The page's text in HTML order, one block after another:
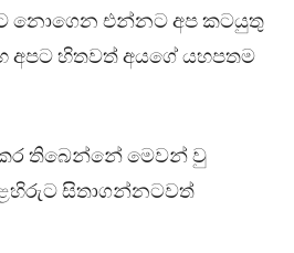
නොගෙන එන්නට අප කටයුතු
අපට හිතවත් අයගේ යහපතම
කර තිබෙන්නේ මෙවන් වු
සිතාගන්නටවත්